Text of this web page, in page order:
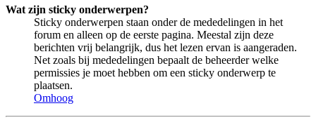
Wat zijn sticky onderwerpen?
Sticky onderwerpen staan onder de mededelingen in het
forum en alleen op de eerste pagina. Meestal zijn deze
berichten vrij belangrijk, dus het lezen ervan is aangeraden.
Net zoals bij mededelingen bepaalt de beheerder welke
permissies je moet hebben om een sticky onderwerp te
plaatsen.
Omhoog